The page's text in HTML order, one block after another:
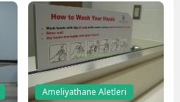
özel olarak dizayn edilmiş...
Ameliyathane Aletleri